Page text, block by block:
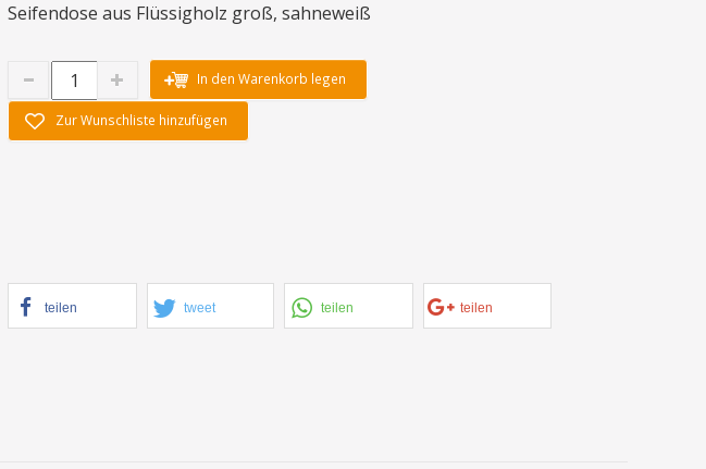
Seifendose aus Flüssigholz groß, sahneweiß
In den Warenkorb legen
Zur Wunschliste hinzufügen
teilen tweet teilen teilen